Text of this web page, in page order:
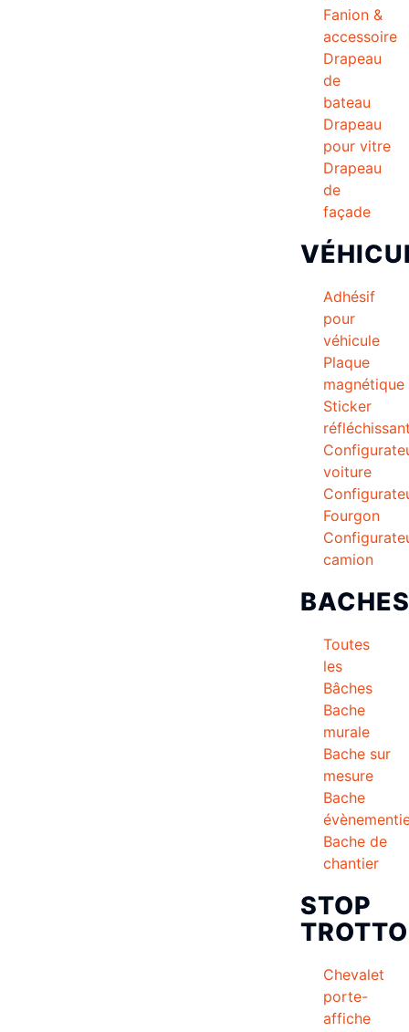
Fanion &
accessoire
Drapeau
de
bateau
Drapeau
pour vitre
Drapeau
de
façade
Adhésif
pour
véhicule
Plaque
magnétique
Sticker
voiture
Fourgon
camion
BACHES
Toutes
les
Bâches
Bache
murale
Bache sur
mesure
Bache
Bache de
chantier
STOP
Chevalet
porte-
affiche